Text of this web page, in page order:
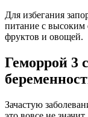
Для избегания
питание с высоким
фруктов и овощей.
Геморрой 3
Зачастую